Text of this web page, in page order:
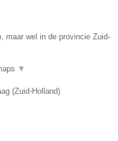
maar wel in de provincie Zuid-
▼
(Zuid-Holland)